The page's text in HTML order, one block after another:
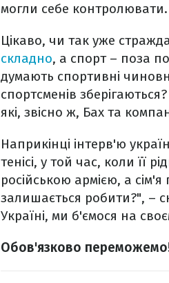
могли себе контролювати.
Цікаво, чи так уже
складно, а спорт – поза
думають спортивні
спортсменів
які, звісно ж, Бах та
Наприкінці інтерв'ю
тенісі, у той час, коли її
російською армією, а
залишається робити?", –
Україні, ми б'ємося на
Обов'язково